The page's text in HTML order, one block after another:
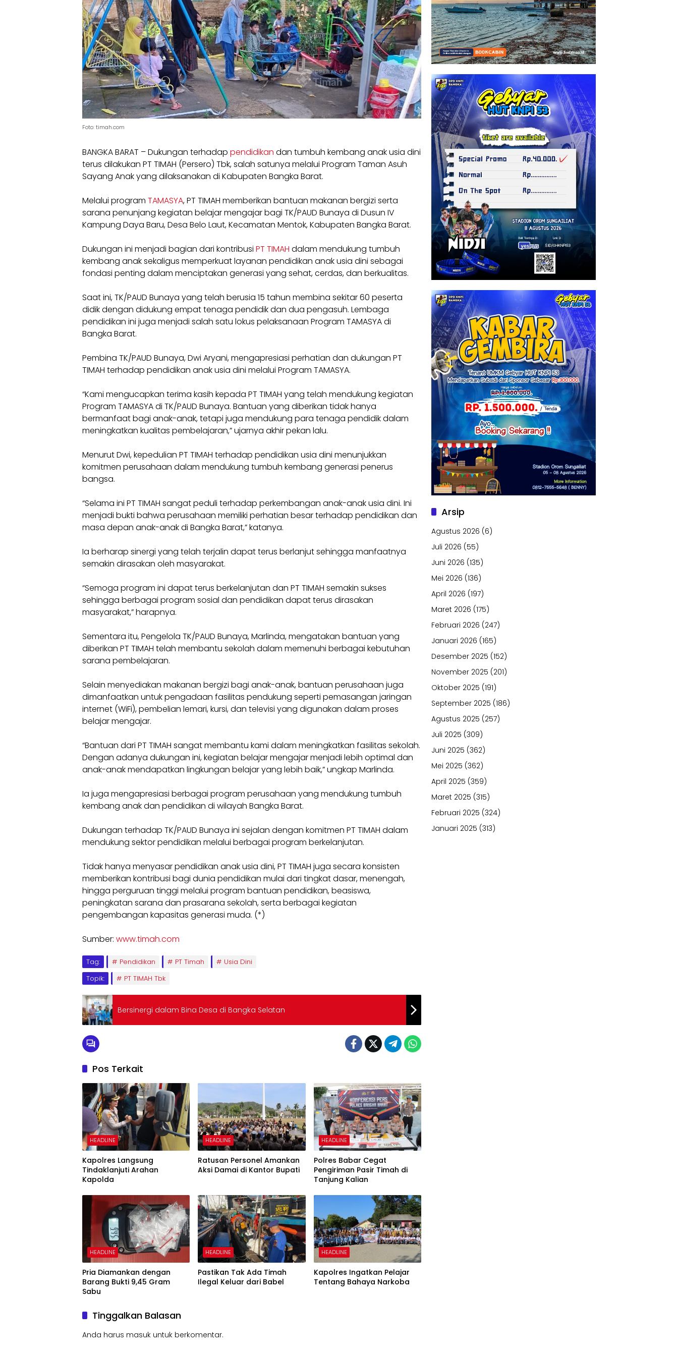
Foto: timah.com
BANGKA BARAT – Dukungan terhadap pendidikan dan tumbuh kembang anak usia dini
terus dilakukan PT TIMAH (Persero) Tbk, salah satunya melalui Program Taman Asuh
Sayang Anak yang dilaksanakan di Kabupaten Bangka Barat.
Melalui program TAMASYA, PT TIMAH memberikan bantuan makanan bergizi serta
sarana penunjang kegiatan belajar mengajar bagi TK/PAUD Bunaya di Dusun IV
Kampung Daya Baru, Desa Belo Laut, Kecamatan Mentok, Kabupaten Bangka Barat.
Dukungan ini menjadi bagian dari kontribusi PT TIMAH dalam mendukung tumbuh
kembang anak sekaligus memperkuat layanan pendidikan anak usia dini sebagai
fondasi penting dalam menciptakan generasi yang sehat, cerdas, dan berkualitas.
Saat ini, TK/PAUD Bunaya yang telah berusia 15 tahun membina sekitar 60 peserta
didik dengan didukung empat tenaga pendidik dan dua pengasuh. Lembaga
pendidikan ini juga menjadi salah satu lokus pelaksanaan Program TAMASYA di
Bangka Barat.
Pembina TK/PAUD Bunaya, Dwi Aryani, mengapresiasi perhatian dan dukungan PT
TIMAH terhadap pendidikan anak usia dini melalui Program TAMASYA.
“Kami mengucapkan terima kasih kepada PT TIMAH yang telah mendukung kegiatan
Program TAMASYA di TK/PAUD Bunaya. Bantuan yang diberikan tidak hanya
bermanfaat bagi anak-anak, tetapi juga mendukung para tenaga pendidik dalam
meningkatkan kualitas pembelajaran,” ujarnya akhir pekan lalu.
Menurut Dwi, kepedulian PT TIMAH terhadap pendidikan usia dini menunjukkan
komitmen perusahaan dalam mendukung tumbuh kembang generasi penerus
bangsa.
“Selama ini PT TIMAH sangat peduli terhadap perkembangan anak-anak usia dini. Ini
menjadi bukti bahwa perusahaan memiliki perhatian besar terhadap pendidikan dan
masa depan anak-anak di Bangka Barat,” katanya.
Ia berharap sinergi yang telah terjalin dapat terus berlanjut sehingga manfaatnya
semakin dirasakan oleh masyarakat.
“Semoga program ini dapat terus berkelanjutan dan PT TIMAH semakin sukses
sehingga berbagai program sosial dan pendidikan dapat terus dirasakan
masyarakat,” harapnya.
Sementara itu, Pengelola TK/PAUD Bunaya, Marlinda, mengatakan bantuan yang
diberikan PT TIMAH telah membantu sekolah dalam memenuhi berbagai kebutuhan
sarana pembelajaran.
Selain menyediakan makanan bergizi bagi anak-anak, bantuan perusahaan juga
dimanfaatkan untuk pengadaan fasilitas pendukung seperti pemasangan jaringan
internet (WiFi), pembelian lemari, kursi, dan televisi yang digunakan dalam proses
belajar mengajar.
“Bantuan dari PT TIMAH sangat membantu kami dalam meningkatkan fasilitas sekolah.
Dengan adanya dukungan ini, kegiatan belajar mengajar menjadi lebih optimal dan
anak-anak mendapatkan lingkungan belajar yang lebih baik,” ungkap Marlinda.
Ia juga mengapresiasi berbagai program perusahaan yang mendukung tumbuh
kembang anak dan pendidikan di wilayah Bangka Barat.
Dukungan terhadap TK/PAUD Bunaya ini sejalan dengan komitmen PT TIMAH dalam
mendukung sektor pendidikan melalui berbagai program berkelanjutan.
Tidak hanya menyasar pendidikan anak usia dini, PT TIMAH juga secara konsisten
memberikan kontribusi bagi dunia pendidikan mulai dari tingkat dasar, menengah,
hingga perguruan tinggi melalui program bantuan pendidikan, beasiswa,
peningkatan sarana dan prasarana sekolah, serta berbagai kegiatan
pengembangan kapasitas generasi muda. (*)
Sumber: www.timah.com
Tag: Pendidikan PT Timah
Usia Dini
Topik:
PT TIMAH Tbk
Bersinergi dalam Bina Desa di Bangka Selatan
Pos Terkait
HEADLINE
Kapolres Langsung
Tindaklanjuti Arahan
Kapolda
HEADLINE
Ratusan Personel Amankan
Aksi Damai di Kantor Bupati
HEADLINE
Polres Babar Cegat
Pengiriman Pasir Timah di
Tanjung Kalian
HEADLINE
Pria Diamankan dengan
Barang Bukti 9,45 Gram
Sabu
HEADLINE
Pastikan Tak Ada Timah
Ilegal Keluar dari Babel
HEADLINE
Kapolres Ingatkan Pelajar
Tentang Bahaya Narkoba
Tinggalkan Balasan
Anda harus masuk untuk berkomentar.
Arsip
Agustus 2026 (6)
Juli 2026 (55)
Juni 2026 (135)
Mei 2026 (136)
April 2026 (197)
Maret 2026 (175)
Februari 2026 (247)
Januari 2026 (165)
Desember 2025 (152)
November 2025 (201)
Oktober 2025 (191)
September 2025 (186)
Agustus 2025 (257)
Juli 2025 (309)
Juni 2025 (362)
Mei 2025 (362)
April 2025 (359)
Maret 2025 (315)
Februari 2025 (324)
Januari 2025 (313)